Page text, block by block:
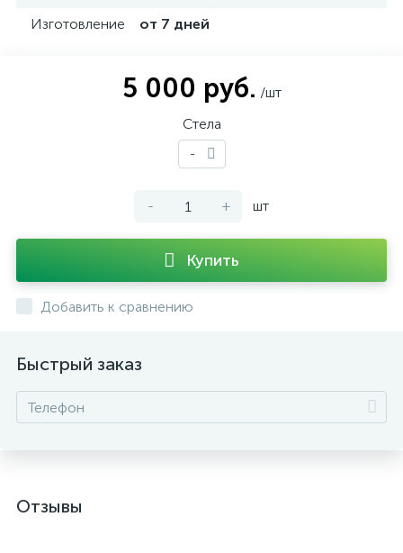
Изготовление
от 7 дней
5 000 руб. /шт
Стела
-
- + шт
Купить
Добавить к сравнению
Быстрый заказ
Отзывы